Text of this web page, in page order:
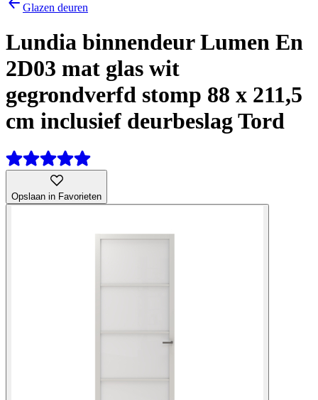
Glazen deuren
Lundia binnendeur Lumen En
2D03 mat glas wit
gegrondverfd stomp 88 x 211,5
cm inclusief deurbeslag Tord
Opslaan in Favorieten